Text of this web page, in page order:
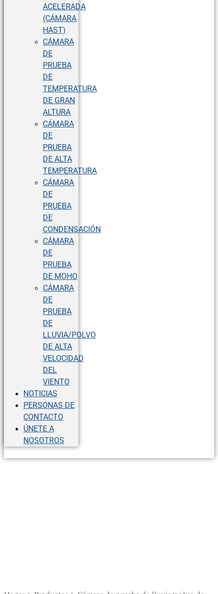
ACELERADA
(CÁMARA
HAST)
CÁMARA
DE
PRUEBA
DE
TEMPERATURA
DE GRAN
ALTURA
CÁMARA
DE
PRUEBA
DE ALTA
TEMPERATURA
CÁMARA
DE
PRUEBA
DE
CONDENSACIÓN
CÁMARA
DE
PRUEBA
DE MOHO
CÁMARA
DE
PRUEBA
DE
LLUVIA/POLVO
DE ALTA
VELOCIDAD
DEL
VIENTO
NOTICIAS
PERSONAS DE
CONTACTO
ÚNETE A
NOSOTROS